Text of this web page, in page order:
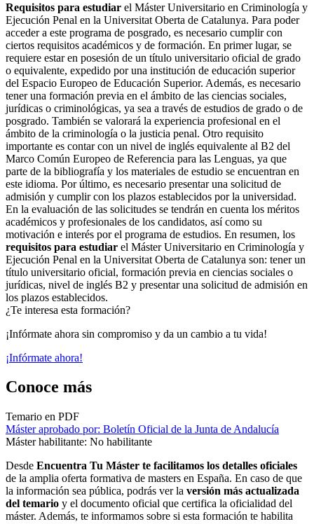
Requisitos para estudiar el Máster Universitario en Criminología y
Ejecución Penal en la Universitat Oberta de Catalunya. Para poder
acceder a este programa de posgrado, es necesario cumplir con
ciertos requisitos académicos y de formación. En primer lugar, se
requiere estar en posesión de un título universitario oficial de grado
o equivalente, expedido por una institución de educación superior
del Espacio Europeo de Educación Superior. Además, es necesario
tener una formación previa en el ámbito de las ciencias sociales,
jurídicas o criminológicas, ya sea a través de estudios de grado o de
posgrado. También se valorará la experiencia profesional en el
ámbito de la criminología o la justicia penal. Otro requisito
importante es contar con un nivel de inglés equivalente al B2 del
Marco Común Europeo de Referencia para las Lenguas, ya que
parte de la bibliografía y los materiales de estudio se encuentran en
este idioma. Por último, es necesario presentar una solicitud de
admisión y cumplir con los plazos establecidos por la universidad.
En la evaluación de las solicitudes se tendrán en cuenta los méritos
académicos y profesionales de los candidatos, así como su
motivación e interés por el programa de estudios. En resumen, los
requisitos para estudiar el Máster Universitario en Criminología y
Ejecución Penal en la Universitat Oberta de Catalunya son: tener un
título universitario oficial, formación previa en ciencias sociales o
jurídicas, nivel de inglés B2 y presentar una solicitud de admisión en
los plazos establecidos.
¿Te interesa esta formación?
¡Infórmate ahora sin compromiso y da un cambio a tu vida!
¡Infórmate ahora!
Conoce más
Temario en PDF
Máster aprobado por: Boletín Oficial de la Junta de Andalucía
Máster habilitante: No habilitante
Desde Encuentra Tu Máster te facilitamos los detalles oficiales
de la amplia oferta formativa de masters en España. En caso de que
la información sea pública, podrás ver la versión más actualizada
del temario y el documento oficial que certifica la oficialidad del
máster. Además, te informamos sobre si esta formación te habilita